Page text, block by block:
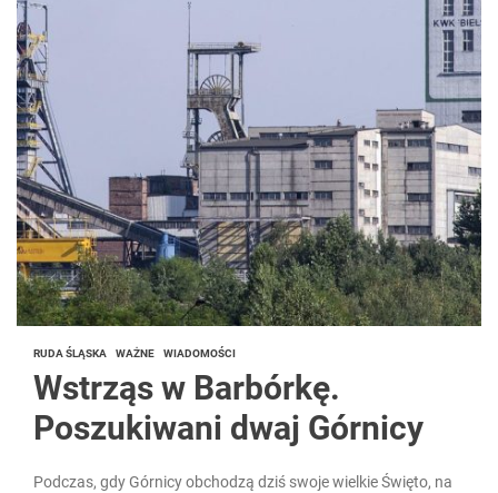
RUDA ŚLĄSKA WAŻNE WIADOMOŚCI
Wstrząs w Barbórkę.
Poszukiwani dwaj Górnicy
Podczas, gdy Górnicy obchodzą dziś swoje wielkie Święto, na